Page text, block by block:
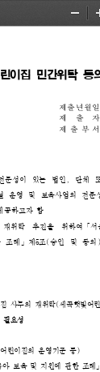
Zoom
이집 민간위탁 동
제출년월일
제  출  자
제 출 부 서
문성이 있는 법인 단체
운영 및 보육사업의 전문
공하고자 함
재위탁 추진을 위하여 「서
조례 」 제5조(승인 및 동의 )
사무의 재위탁(세곡햇빛어
필요성
어린이집의 운영기준 등)
아 보육 및 지원에 관한 조례